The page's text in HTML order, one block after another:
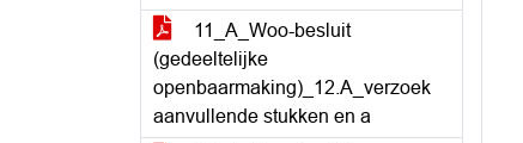
11_A_Woo-besluit
(gedeeltelijke
openbaarmaking)_12.A_verzoek
aanvullende stukken en a